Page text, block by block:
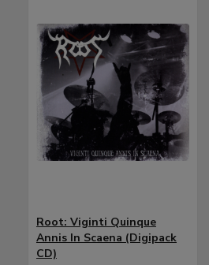
Root: Viginti Quinque
Annis In Scaena (Digipack
CD)